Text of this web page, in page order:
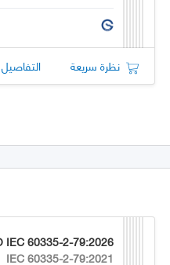
نظرة سريعة التفاصيل
IEC 60335-2-79:2026
IEC 60335-2-79:2021